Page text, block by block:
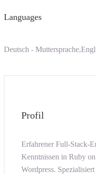
Languages
Deutsch -
Profil
Erfahrener Full-Stack-
Kenntnissen in Ruby
Wordpress.